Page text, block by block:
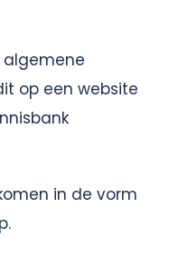
algemene
op een website
in de vorm